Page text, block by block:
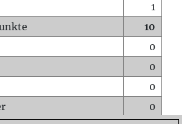
1
10
0
0
0
0